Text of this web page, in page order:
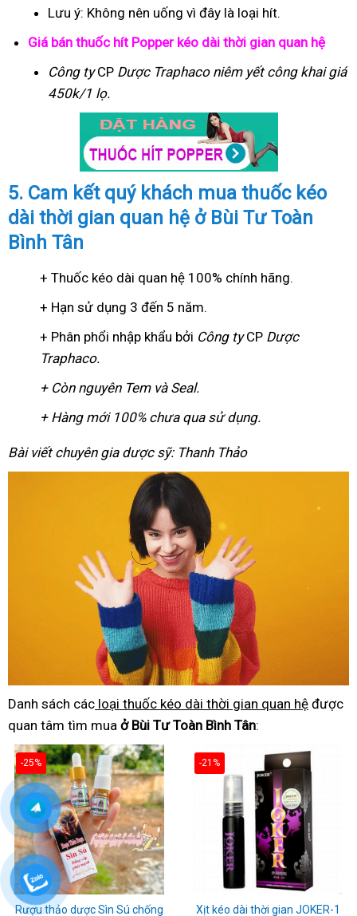
Lưu ý: Không nên uống vì đây là loại hít.
Giá bán thuốc hít Popper kéo dài thời gian quan hệ
Công tyCP Dược Traphaconiêm yết công khai giá
450k/1 lọ.
5. Cam kết quý khách mua thuốc kéo
dài thời gian quan hệ ở Bùi Tư Toàn
Bình Tân
+ Thuốc kéo dài quan hệ 100% chính hãng.
+ Hạn sử dụng 3 đến 5 năm.
+ Phân phổi nhập khẩu bởi Công tyCP Dược
Traphaco.
+ Còn nguyên Tem và Seal.
+ Hàng mới 100% chưa qua sử dụng.
Bài viết chuyên gia dược sỹ: Thanh Thảo
Danh sách các loại thuốc kéo dài thời gian quan hệ được
quan tâm tìm mua ở Bùi Tư Toàn Bình Tân:
-25%
Rượu thảo dược Sìn Sú chống
-21%
Xịt kéo dài thời gian JOKER-1